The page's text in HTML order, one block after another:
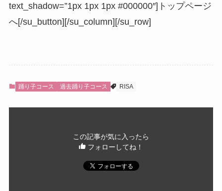
text_shadow=”1px 1px 1px #000000″]トップページ
へ[/su_button][/su_column][/su_row]
踊り子コース 過去踊り子コース RISA
この記事が気に入ったら
フォローしてね！